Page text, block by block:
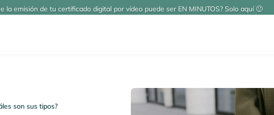
la emisión de tu certificado digital por vídeo puede ser EN MINUTOS? Solo aquí 🙂
son sus tipos?